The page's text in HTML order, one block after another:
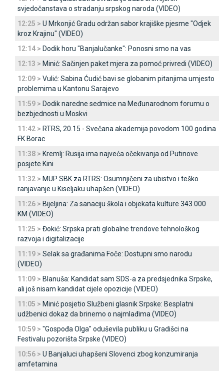
svjedočanstava o stradanju srpskog naroda (VIDEO)
12:25 > U Mrkonjić Gradu održan sabor krajiške pjesme "Odjek
kroz Krajinu" (VIDEO)
12:14 > Dodik horu "Banjalučanke": Ponosni smo na vas
12:13 > Minić: Sačinjen paket mjera za pomoć privredi (VIDEO)
12:09 > Vulić: Sabina Ćudić bavi se globanim pitanjima umjesto
problemima u Kantonu Sarajevo
11:59 > Dodik naredne sedmice na Međunarodnom forumu o
bezbjednosti u Moskvi
11:42 > RTRS, 20.15 - Svečana akademija povodom 100 godina
FK Borac
11:38 > Kremlj: Rusija ima najveća očekivanja od Putinove
posjete Kini
11:32 > MUP SBK za RTRS: Osumnjičeni za ubistvo i teško
ranjavanje u Kiseljaku uhapšen (VIDEO)
11:26 > Bijeljina: Za sanaciju škola i objekata kulture 343.000
KM (VIDEO)
11:25 > Đokić: Srpska prati globalne trendove tehnološkog
razvoja i digitalizacije
11:19 > Selak sa građanima Foče: Dostupni smo narodu
(VIDEO)
11:09 > Blanuša: Kandidat sam SDS-a za predsjednika Srpske,
ali još nisam kandidat cijele opozicije (VIDEO)
11:05 > Minić posjetio Službeni glasnik Srpske: Besplatni
udžbenici dokaz da brinemo o najmlađima (VIDEO)
10:59 > "Gospođa Olga" oduševila publiku u Gradišci na
Festivalu pozorišta Srpske (VIDEO)
10:56 > U Banjaluci uhapšeni Slovenci zbog konzumiranja
amfetamina